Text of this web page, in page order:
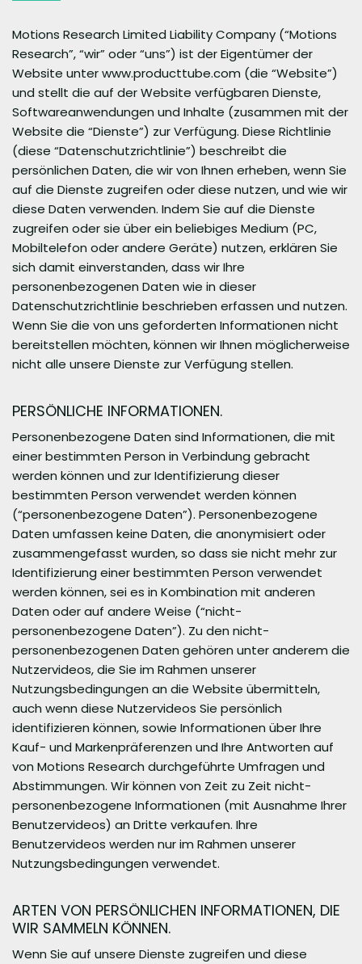
Motions Research Limited Liability Company (“Motions
Research”, “wir” oder “uns”) ist der Eigentümer der
Website unter www.producttube.com (die “Website”)
und stellt die auf der Website verfügbaren Dienste,
Softwareanwendungen und Inhalte (zusammen mit der
Website die “Dienste”) zur Verfügung. Diese Richtlinie
(diese “Datenschutzrichtlinie”) beschreibt die
persönlichen Daten, die wir von Ihnen erheben, wenn Sie
auf die Dienste zugreifen oder diese nutzen, und wie wir
diese Daten verwenden. Indem Sie auf die Dienste
zugreifen oder sie über ein beliebiges Medium (PC,
Mobiltelefon oder andere Geräte) nutzen, erklären Sie
sich damit einverstanden, dass wir Ihre
personenbezogenen Daten wie in dieser
Datenschutzrichtlinie beschrieben erfassen und nutzen.
Wenn Sie die von uns geforderten Informationen nicht
bereitstellen möchten, können wir Ihnen möglicherweise
nicht alle unsere Dienste zur Verfügung stellen.
PERSÖNLICHE INFORMATIONEN.
Personenbezogene Daten sind Informationen, die mit
einer bestimmten Person in Verbindung gebracht
werden können und zur Identifizierung dieser
bestimmten Person verwendet werden können
(“personenbezogene Daten”). Personenbezogene
Daten umfassen keine Daten, die anonymisiert oder
zusammengefasst wurden, so dass sie nicht mehr zur
Identifizierung einer bestimmten Person verwendet
werden können, sei es in Kombination mit anderen
Daten oder auf andere Weise (“nicht-
personenbezogene Daten”). Zu den nicht-
personenbezogenen Daten gehören unter anderem die
Nutzervideos, die Sie im Rahmen unserer
Nutzungsbedingungen an die Website übermitteln,
auch wenn diese Nutzervideos Sie persönlich
identifizieren können, sowie Informationen über Ihre
Kauf- und Markenpräferenzen und Ihre Antworten auf
von Motions Research durchgeführte Umfragen und
Abstimmungen. Wir können von Zeit zu Zeit nicht-
personenbezogene Informationen (mit Ausnahme Ihrer
Benutzervideos) an Dritte verkaufen. Ihre
Benutzervideos werden nur im Rahmen unserer
Nutzungsbedingungen verwendet.
ARTEN VON PERSÖNLICHEN INFORMATIONEN, DIE
WIR SAMMELN KÖNNEN.
Wenn Sie auf unsere Dienste zugreifen und diese